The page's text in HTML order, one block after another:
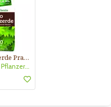
Bio Pflanzerde Praskac
Praskac Bio Pflanzerde